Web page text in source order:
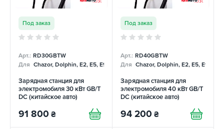
Под заказ
Арт.: RD30GBTW
Для Chazor, Dolphin, E2, E5, E9, Mercedes
Зарядная станция для
электромобиля 30 кВт GB/T
DC (китайское авто)
91 800 ₴
Под заказ
Арт.: RD40GBTW
Для Chazor, Dolphin, E2, E5, E9,
Зарядная станция для
электромобиля 40 кВт GB/T
DC (китайское авто)
94 200 ₴